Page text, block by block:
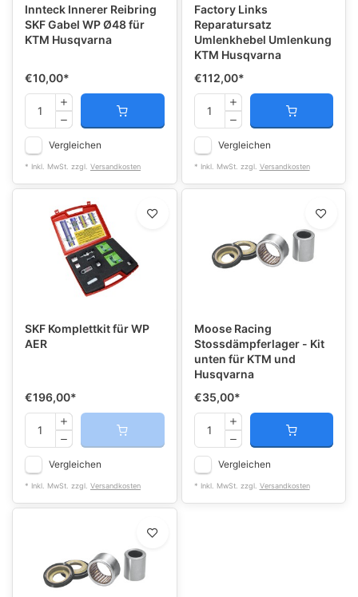
Innteck Innerer Reibring
SKF Gabel WP Ø48 für
KTM Husqvarna
€10,00*
Vergleichen
* Inkl. MwSt. zzgl. Versandkosten
Factory Links
Reparatursatz
Umlenkhebel Umlenkung
KTM Husqvarna
€112,00*
Vergleichen
* Inkl. MwSt. zzgl. Versandkosten
SKF Komplettkit für WP
AER
€196,00*
Vergleichen
* Inkl. MwSt. zzgl. Versandkosten
Moose Racing
Stossdämpferlager - Kit
unten für KTM und
Husqvarna
€35,00*
Vergleichen
* Inkl. MwSt. zzgl. Versandkosten